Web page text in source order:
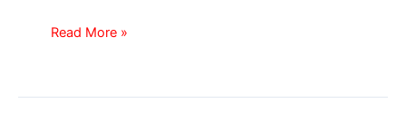
Read More »